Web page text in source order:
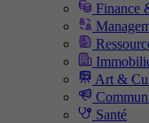
Finance
Art &
Santé